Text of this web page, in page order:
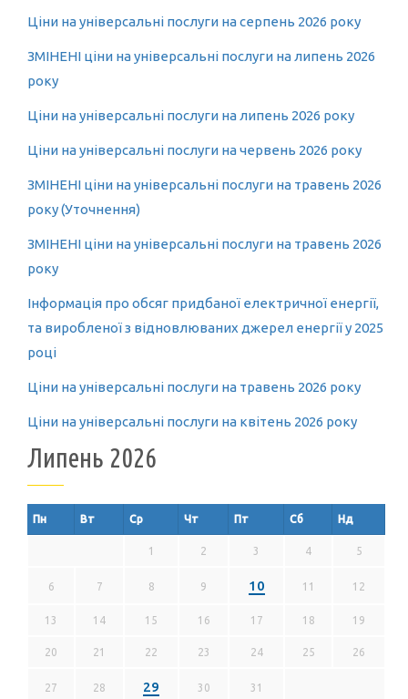
Ціни на універсальні послуги на серпень 2026 року
ЗМІНЕНІ ціни на універсальні послуги на липень 2026
року
Ціни на універсальні послуги на липень 2026 року
Ціни на універсальні послуги на червень 2026 року
ЗМІНЕНІ ціни на універсальні послуги на травень 2026
року (Уточнення)
ЗМІНЕНІ ціни на універсальні послуги на травень 2026
року
Інформація про обсяг придбаної електричної енергії,
та виробленої з відновлюваних джерел енергії у 2025
році
Ціни на універсальні послуги на травень 2026 року
Ціни на універсальні послуги на квітень 2026 року
Липень 2026
Пн Вт Ср Чт Пт Сб Нд
1 2 3 4 5
6 7 8 9 10 11 12
13 14 15 16 17 18 19
20 21 22 23 24 25 26
27 28 29 30 31